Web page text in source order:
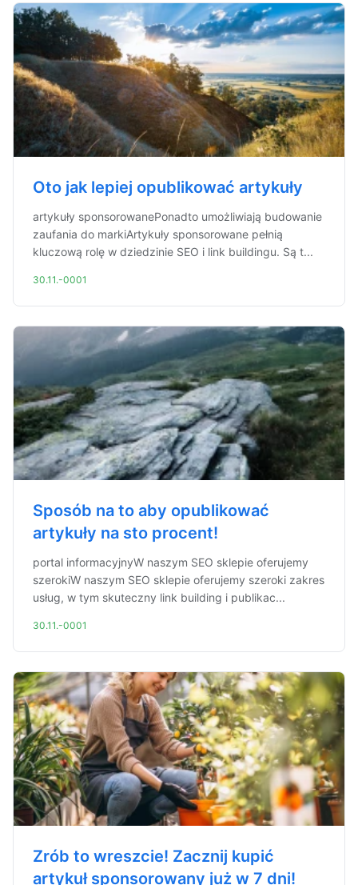
Oto jak lepiej opublikować artykuły
artykuły sponsorowanePonadto umożliwiają budowanie
zaufania do markiArtykuły sponsorowane pełnią
kluczową rolę w dziedzinie SEO i link buildingu. Są t...
30.11.-0001
Sposób na to aby opublikować
artykuły na sto procent!
portal informacyjnyW naszym SEO sklepie oferujemy
szerokiW naszym SEO sklepie oferujemy szeroki zakres
usług, w tym skuteczny link building i publikac...
30.11.-0001
Zrób to wreszcie! Zacznij kupić
artykuł sponsorowany już w 7 dni!